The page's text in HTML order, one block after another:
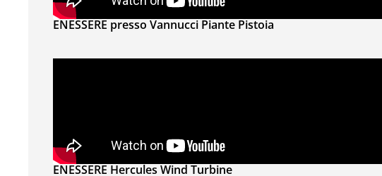
ENESSERE presso Vannucci Piante Pistoia
ENESSERE Hercules Wind Turbine